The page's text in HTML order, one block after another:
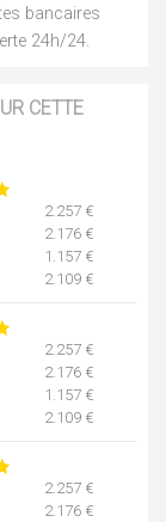
bancaires
24h/24.
CETTE
2.257 €
2.176 €
1.157 €
2.109 €
2.257 €
2.176 €
1.157 €
2.109 €
2.257 €
2.176 €